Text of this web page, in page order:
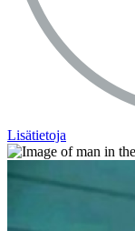
Lisätietoja